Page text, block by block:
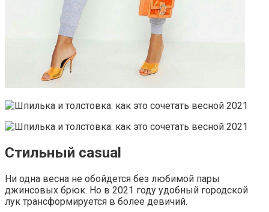
Стильный casual
Ни одна весна не обойдется без любимой пары
джинсовых брюк. Но в 2021 году удобный городской
лук трансформируется в более девичий.